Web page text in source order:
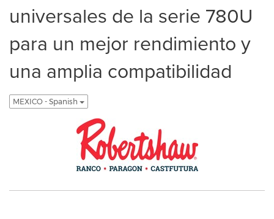
universales de la serie 780U
para un mejor rendimiento y
una amplia compatibilidad
MEXICO - Spanish